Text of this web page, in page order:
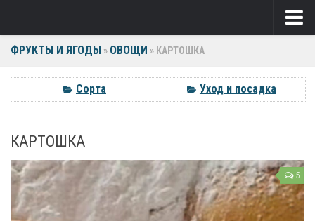
Ягоды
Виноград
Крыжовник
Малина
Фрукты
ФРУКТЫ И ЯГОДЫ » ОВОЩИ » КАРТОШКА
Сорта Уход и посадка
КАРТОШКА
5